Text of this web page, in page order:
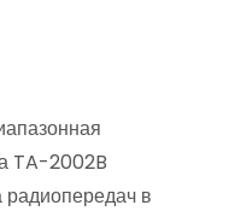
TA-2002B
в